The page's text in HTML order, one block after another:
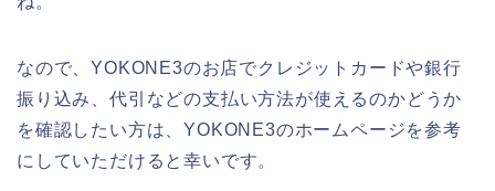
なので、YOKONE3のお店でクレジットカードや銀行
振り込み、代引などの支払い方法が使えるのかどうか
を確認したい方は、YOKONE3のホームページを参考
にしていただけると幸いです。